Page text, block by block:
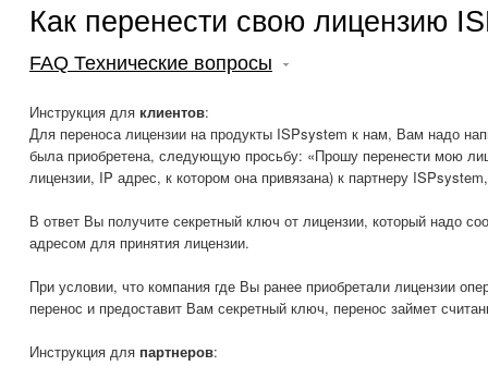
Как перенести свою лицензию
FAQ Технические вопросы
Инструкция для клиентов:
Для переноса лицензии на продукты ISPsystem к нам, Вам надо
была приобретена, следующую просьбу: «Прошу перенести мою
лицензии, IP адрес, к котором она привязана) к партнеру
В ответ Вы получите секретный ключ от лицензии, который надо
адресом для принятия лицензии.
При условии, что компания где Вы ранее приобретали лицензии
перенос и предоставит Вам секретный ключ, перенос займет
Инструкция для партнеров: